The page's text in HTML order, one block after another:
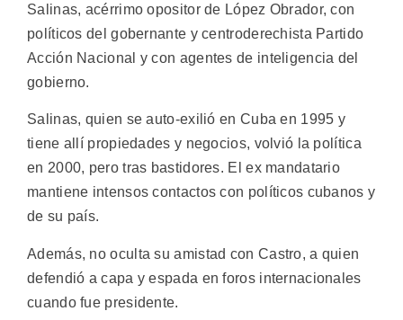
Salinas, acérrimo opositor de López Obrador, con
políticos del gobernante y centroderechista Partido
Acción Nacional y con agentes de inteligencia del
gobierno.
Salinas, quien se auto-exilió en Cuba en 1995 y
tiene allí propiedades y negocios, volvió la política
en 2000, pero tras bastidores. El ex mandatario
mantiene intensos contactos con políticos cubanos y
de su país.
Además, no oculta su amistad con Castro, a quien
defendió a capa y espada en foros internacionales
cuando fue presidente.